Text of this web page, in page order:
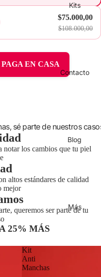
Kits
Contacto
Blog
Más
$75.000,00
$108.000,00
PAGA EN CASA
sé parte de nuestros
notar los cambios que tu piel
altos estándares de calidad
mejor
queremos ser parte de tu
25% MÁS
Kit
Anti
Manchas